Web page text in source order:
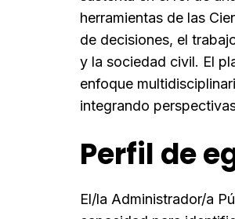
herramientas de las
de decisiones, el
y la sociedad civil. El
enfoque
integrando
Perfil de
El/la Administrador/a